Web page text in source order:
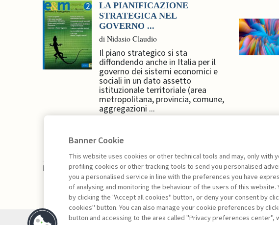
LA PIANIFICAZIONE
STRATEGICA NEL
GOVERNO ...
di Nidasio Claudio
Il piano strategico si sta
diffondendo anche in Italia per il
governo dei sistemi economici e
sociali in un dato assetto
istituzionale territoriale (area
metropolitana, provincia, comune,
aggregazioni ...
La consultazione dei libri è riservata esclusivamente agli
Banner Cookie
This website uses cookies or other technical tools and may, only with
profiling cookies or other tracking tools to send you personalised
you a personalised service in line with the preferences you have
of analysing and monitoring the behaviour of the users of this website.
by clicking the "Accept all cookies" button, or deny your consent by
cookies" button. You can also manage your cookie preferences by
button and accessing to the area called "Privacy preferences center",